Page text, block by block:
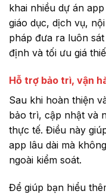
khai nhiều dự án
giáo dục, dịch vụ,
pháp đưa ra luôn
định và tối ưu giá
Hỗ trợ bảo trì, vận
Sau khi hoàn thiện
bảo trì, cập nhật và
thực tế. Điều này
app lâu dài mà
ngoài kiểm soát.
Để giúp bạn hiểu